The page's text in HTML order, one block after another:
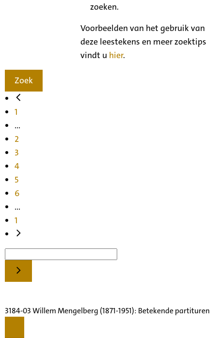
zoeken.
Voorbeelden van het gebruik van
deze leestekens en meer zoektips
vindt u hier.
Zoek
1
...
2
3
4
5
6
...
1
3184-03 Willem Mengelberg (1871-1951): Betekende partituren